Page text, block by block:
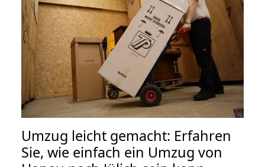
Umzug leicht gemacht: Erfahren
Sie, wie einfach ein Umzug von